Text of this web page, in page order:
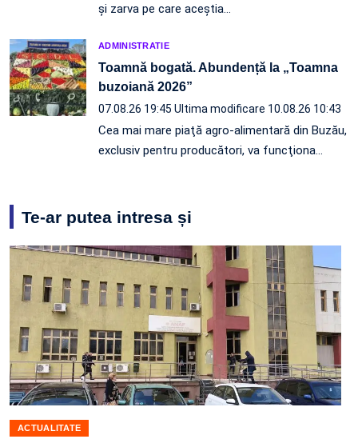
și zarva pe care aceștia…
ADMINISTRATIE
Toamnă bogată. Abundență la „Toamna
buzoiană 2026”
07.08.26 19:45 Ultima modificare 10.08.26 10:43
Cea mai mare piaţă agro-alimentară din Buzău,
exclusiv pentru producători, va funcţiona…
Te-ar putea intresa și
ACTUALITATE